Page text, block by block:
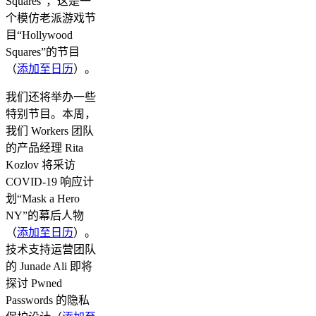
个模仿老派游戏节
目“Hollywood
Squares”的节目
（添加至日历）。
我们还将举办一些
特别节目。本周，
我们 Workers 团队
的产品经理 Rita
Kozlov 将采访
COVID-19 响应计
划“Mask a Hero
NY”的幕后人物
（添加至日历）。
技术支持运营团队
的 Junade Ali 即将
探讨 Pwned
Passwords 的隐私